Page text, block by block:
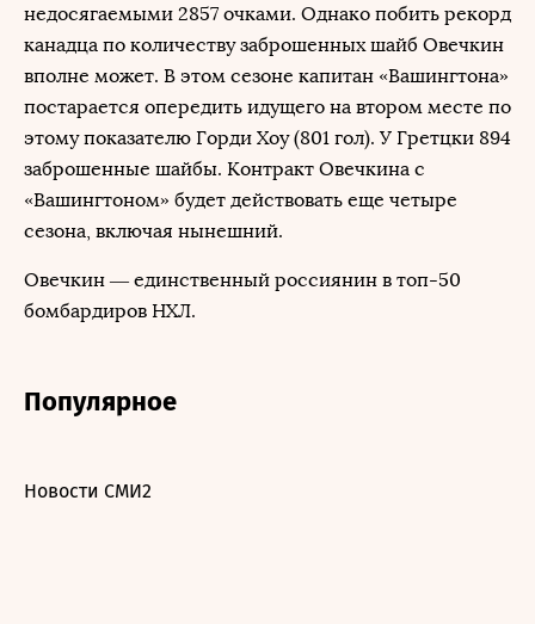
недосягаемыми 2857 очками. Однако побить рекорд
канадца по количеству заброшенных шайб Овечкин
вполне может. В этом сезоне капитан «Вашингтона»
постарается опередить идущего на втором месте по
этому показателю Горди Хоу (801 гол). У Гретцки 894
заброшенные шайбы. Контракт Овечкина с
«Вашингтоном» будет действовать еще четыре
сезона, включая нынешний.
Овечкин — единственный россиянин в топ-50
бомбардиров НХЛ.
Популярное
Новости СМИ2